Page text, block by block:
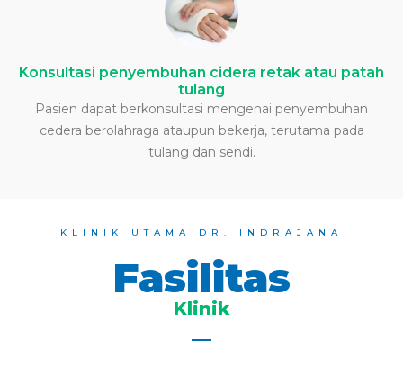
Konsultasi penyembuhan cidera retak atau patah
tulang
Pasien dapat berkonsultasi mengenai penyembuhan
cedera berolahraga ataupun bekerja, terutama pada
tulang dan sendi.
KLINIK UTAMA DR. INDRAJANA
Fasilitas
Klinik